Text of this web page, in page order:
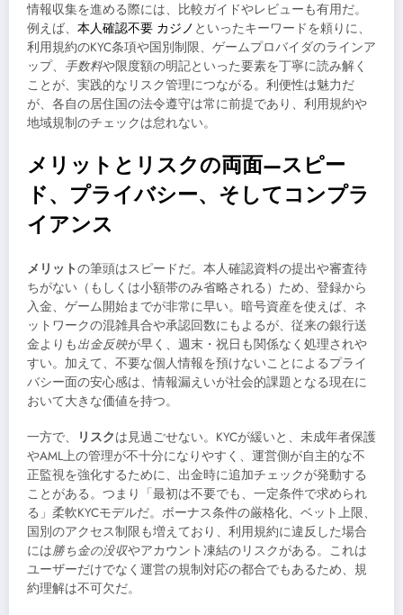
情報収集を進める際には、比較ガイドやレビューも有用だ。
例えば、 本人確認不要 カジノ といったキーワードを頼りに、
利用規約のKYC条項や国別制限、ゲームプロバイダのラインア
ップ、 手数料や限度額の明記といった要素を丁寧に読み解く
ことが、実践的なリスク管理につながる。利便性は魅力だ
が、各自の居住国の法令遵守は常に前提であり、利用規約や
地域規制のチェックは怠れない。
メリットとリスクの両面—スピー
ド、プライバシー、そしてコンプラ
イアンス
メリットの筆頭はスピードだ。本人確認資料の提出や審査待
ちがない（もしくは小額帯のみ省略される）ため、登録から
入金、ゲーム開始までが非常に早い。暗号資産を使えば、ネ
ットワークの混雑具合や承認回数にもよるが、従来の銀行送
金よりも出金反映が早く、週末・祝日も関係なく処理されや
すい。加えて、不要な個人情報を預けないことによるプライ
バシー面の安心感は、情報漏えいが社会的課題となる現在に
おいて大きな価値を持つ。
一方で、 リスクは見過ごせない。KYCが緩いと、未成年者保護
やAML上の管理が不十分になりやすく、運営側が自主的な不
正監視を強化するために、出金時に追加チェックが発動する
ことがある。つまり「最初は不要でも、一定条件で求められ
る」柔軟KYCモデルだ。ボーナス条件の厳格化、ベット上限、
国別のアクセス制限も増えており、利用規約に違反した場合
には勝ち金の没収やアカウント凍結のリスクがある。これは
ユーザーだけでなく運営の規制対応の都合でもあるため、規
約理解は不可欠だ。